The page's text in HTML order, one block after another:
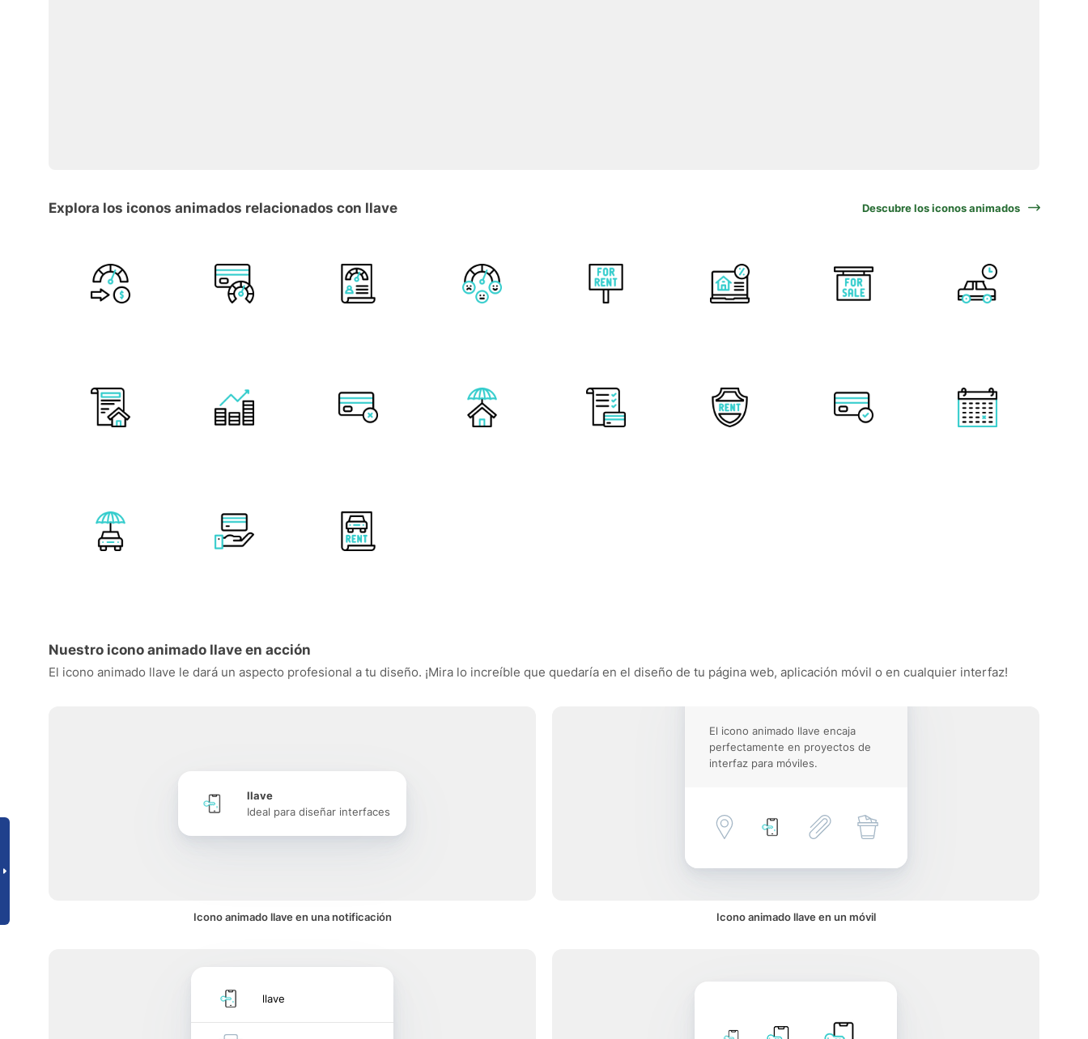
Explora los iconos animados relacionados con llave Descubre los iconos animados
Nuestro icono animado llave en acción
El icono animado llave le dará un aspecto profesional a tu diseño. ¡Mira lo increíble que quedaría en el diseño de tu página web, aplicación móvil o en cualquier interfaz!
llave
Ideal para diseñar interfaces
Icono animado llave en una notificación
El icono animado llave encaja
perfectamente en proyectos de
interfaz para móviles.
Icono animado llave en un móvil
llave